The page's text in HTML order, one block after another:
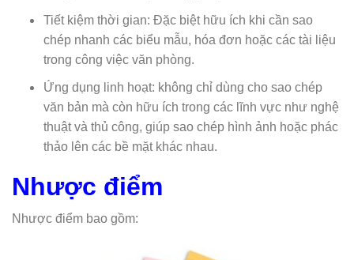
Tiết kiệm thời gian: Đặc biệt hữu ích khi cần sao
chép nhanh các biểu mẫu, hóa đơn hoặc các tài liệu
trong công việc văn phòng.
Ứng dụng linh hoạt: không chỉ dùng cho sao chép
văn bản mà còn hữu ích trong các lĩnh vực như nghệ
thuật và thủ công, giúp sao chép hình ảnh hoặc phác
thảo lên các bề mặt khác nhau.
Nhược điểm
Nhược điểm bao gồm: